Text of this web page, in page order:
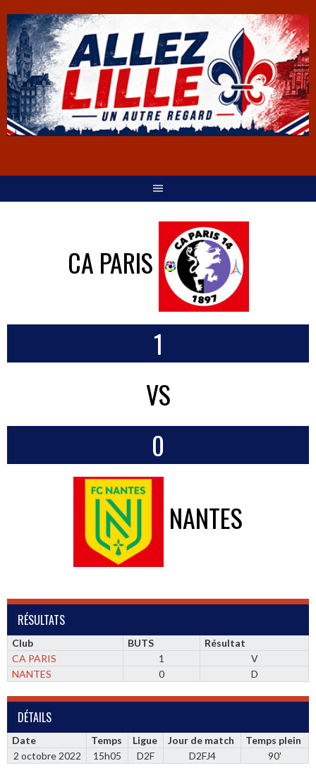
CA PARIS
1
VS
0
NANTES
RÉSULTATS
Club BUTS
Résultat
CA PARIS
1
V
NANTES
0 D
DÉTAILS
Date Temps Ligue Jour de match
Temps plein
2 octobre 2022
15h05 D2F D2FJ4 90'